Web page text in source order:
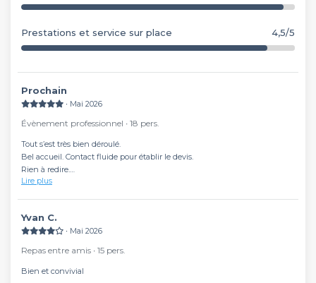
Prestations et service sur place 4,5/5
prochain
∙ Mai 2026
Évènement professionnel ∙ 18 pers.
Tout s’est très bien déroulé.
Bel accueil. Contact fluide pour établir le devis.
Rien à redire.
Nous avons passé un bon moment.
Lire plus
yvan C.
∙ Mai 2026
Repas entre amis ∙ 15 pers.
Bien et convivial